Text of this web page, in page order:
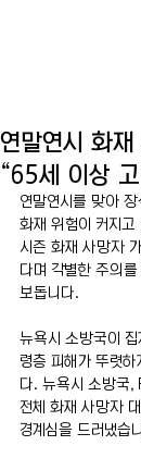
연말연시 화
“65세 이상
연말연시를 맞아 장
화재 위험이 커지
시즌 화재 사망자
다며 각별한 주의
보돕니다.
뉴욕시 소방국이
령층 피해가 뚜렷
다. 뉴욕시 소방국,
전체 화재 사망자
경계심을 드러냈습